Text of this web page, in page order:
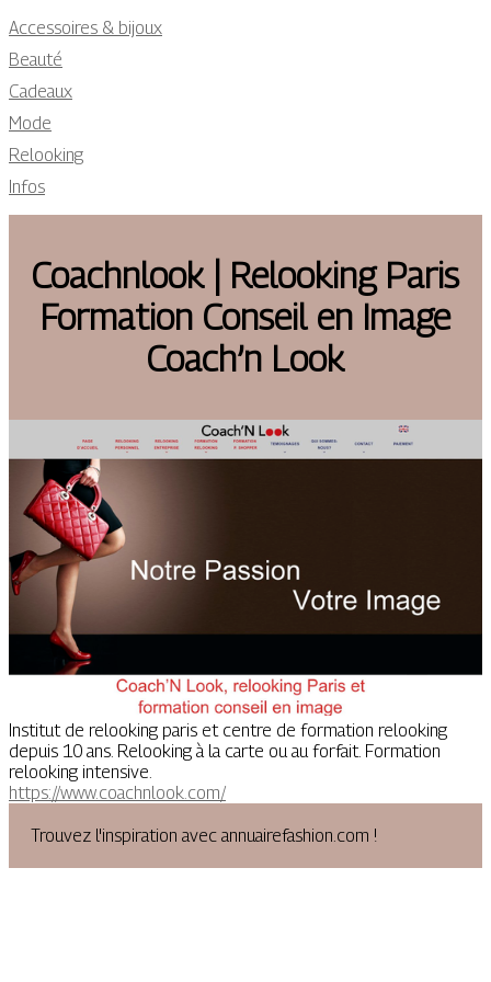
Accessoires & bijoux
Beauté
Cadeaux
Mode
Relooking
Infos
Coachnlook | Relooking Paris
Formation Conseil en Image
Coach’n Look
Institut de relooking paris et centre de formation relooking
depuis 10 ans. Relooking à la carte ou au forfait. Formation
relooking intensive.
https://www.coachnlook.com/
Trouvez l'inspiration avec annuairefashion.com !